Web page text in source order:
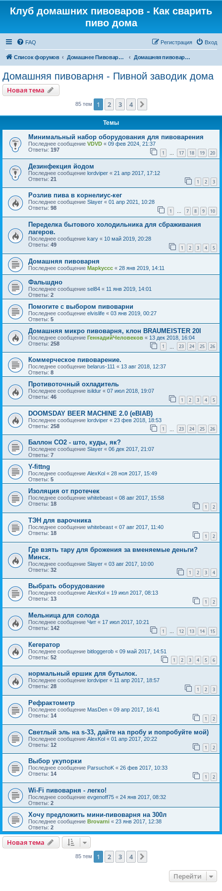
Клуб домашних пивоваров - Как cварить
пиво дома
FAQ Вход
Регистрация
Список форумов Домашнее Пивоварение - Минск Беларусь Домашняя пивоварня - Пивной заводик дома
Домашняя пивоварня - Пивной заводик дома
Новая тема
85 тем 1 2 3 4
Темы
Минимальный набор оборудования для пивоварения
Последнее сообщение VDVD « 09 фев 2024, 21:37
Ответы: 197 1 … 17 18 19 20
Дезинфекция йодом
Последнее сообщение lordviper « 21 апр 2017, 17:12
Ответы: 21 1 2 3
Розлив пива в корнелиус-кег
Последнее сообщение Slayer « 01 апр 2021, 10:28
Ответы: 98 1 … 7 8 9 10
Переделка бытового холодильника для сбраживания
лагеров.
Последнее сообщение kary « 10 май 2019, 20:28
Ответы: 49 1 2 3 4 5
Домашняя пивоварня
Последнее сообщение Mapkyccc « 28 янв 2019, 14:11
Фальшдно
Последнее сообщение sel84 « 11 янв 2019, 14:01
Ответы: 2
Помогите с выбором пивоварни
Последнее сообщение elvislife « 03 янв 2019, 00:27
Ответы: 5
Домашняя микро пивоварня, клон BRAUMEISTER 20l
Последнее сообщение ГеннадийЧеловеков « 13 дек 2018, 16:04
Ответы: 258 1 23 24 25 26
Коммерческое пивоварение.
Последнее сообщение belarus-111 « 13 авг 2018, 12:37
Ответы: 8
Противоточный охладитель
Последнее сообщение isildur « 07 июл 2018, 19:07
Ответы: 46 1 2 3 4 5
DOOMSDAY BEER MACHINE 2.0 (eBIAB)
Последнее сообщение lordviper « 23 фев 2018, 18:53
Ответы: 258 1 23 24 25 26
Баллон СО2 - што, куды, як?
Последнее сообщение Slayer « 06 дек 2017, 21:07
Ответы: 7
Y-fittng
Последнее сообщение AlexKol « 28 ноя 2017, 15:49
Ответы: 5
Изоляция от протечек
Последнее сообщение whitebeast « 08 авг 2017, 15:58
Ответы: 18 1 2
ТЭН для варочника
Последнее сообщение whitebeast « 07 авг 2017, 11:40
Ответы: 18 1 2
Где взять тару для брожения за вменяемые деньги?
Минск.
Последнее сообщение Slayer « 03 авг 2017, 10:00
Ответы: 32 1 2 3 4
Выбрать оборудование
Последнее сообщение AlexKol « 19 июл 2017, 08:13
Ответы: 13 1 2
Мельница для солода
Последнее сообщение Чит « 17 июл 2017, 10:21
Ответы: 142 1 … 12 13 14 15
Кегератор
Последнее сообщение bitloggerob « 09 май 2017, 14:51
Ответы: 52 1 2 3 4 5 6
нормальный ершик для бутылок.
Последнее сообщение lordviper « 11 апр 2017, 18:57
Ответы: 28 1 2 3
Рефрактометр
Последнее сообщение MasDen « 09 апр 2017, 16:41
Ответы: 14 1 2
Светлый эль на s-33, дайте на пробу и попробуйте мой)
Последнее сообщение AlexKol « 01 апр 2017, 20:22
Ответы: 12 1 2
Выбор укупорки
Последнее сообщение ParsuchoK « 26 фев 2017, 10:33
Ответы: 14 1 2
Wi-Fi пивоварня - легко!
Последнее сообщение evgenoff75 « 24 янв 2017, 08:32
Ответы: 2
Хочу предложить мини-пивоварня на 300л
Последнее сообщение Brovarni « 23 янв 2017, 12:38
Ответы: 2
Новая тема
85 тем 1 2 3 4
Перейти